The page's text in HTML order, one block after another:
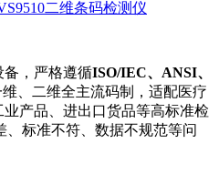
二维条码检测仪
备，严格遵循ISO/IEC、ANSI、
、二维全主流码制，适配医疗
产品、进出口货品等高标准检
标准不符、数据不规范等问